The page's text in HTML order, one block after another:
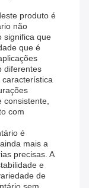
produto é
não
significa que
que é
diferentes
característica
consistente,
com
é
mais a
precisas. A
e
de